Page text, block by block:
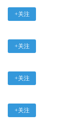
车圈“米
NOA
？
实力怎
+关注
+关注
+关注
+关注